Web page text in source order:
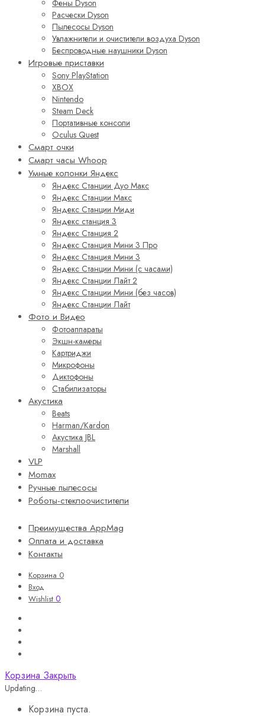
Фены Dyson
Расчески Dyson
Пылесосы Dyson
Увлажнители и очистители воздуха Dyson
Беспроводные наушники Dyson
Игровые приставки
Sony PlayStation
XBOX
Nintendo
Steam Deck
Портативные консоли
Oculus Quest
Смарт очки
Смарт часы Whoop
Умные колонки Яндекс
Яндекс Станции Дуо Макс
Яндекс Станции Макс
Яндекс Станции Миди
Яндекс станция 3
Яндекс Станция 2
Яндекс Станция Мини 3 Про
Яндекс Станция Мини 3
Яндекс Станции Мини (с часами)
Яндекс Станции Лайт 2
Яндекс Станции Мини (без часов)
Яндекс Станции Лайт
Фото и Видео
Фотоаппараты
Экшн-камеры
Картриджи
Микрофоны
Диктофоны
Стабилизаторы
Акустика
Beats
Harman/Kardon
Акустика JBL
Marshall
VLP
Momax
Ручные пылесосы
Роботы-стеклоочистители
Преимущества AppMag
Оплата и доставка
Контакты
Корзина 0
Вход
Wishlist 0
Корзина Закрыть
Updating…
Корзина пуста.